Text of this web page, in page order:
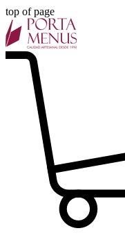
top of page